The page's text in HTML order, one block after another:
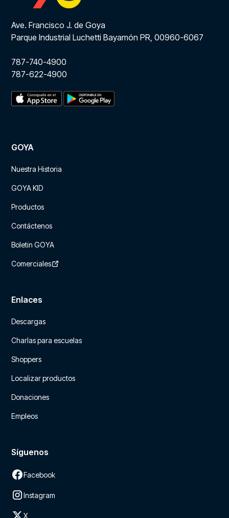
Ave. Francisco J. de Goya
Parque Industrial Luchetti Bayamón PR, 00960-6067
787-740-4900
787-622-4900
GOYA
Nuestra Historia
GOYA KID
Productos
Contáctenos
Boletin GOYA
Comerciales
Enlaces
Descargas
Charlas para escuelas
Shoppers
Localizar productos
Donaciones
Empleos
Síguenos
Facebook
Instagram
X